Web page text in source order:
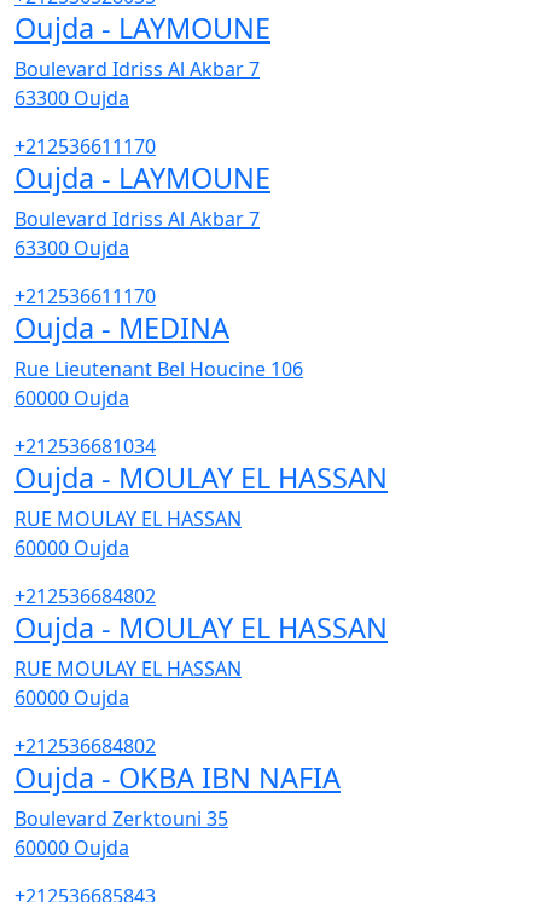
Oujda - LAYMOUNE
Boulevard Idriss Al Akbar 7
63300 Oujda
+212536611170
Oujda - LAYMOUNE
Boulevard Idriss Al Akbar 7
63300 Oujda
+212536611170
Oujda - MEDINA
Rue Lieutenant Bel Houcine 106
60000 Oujda
+212536681034
Oujda - MOULAY EL HASSAN
RUE MOULAY EL HASSAN
60000 Oujda
+212536684802
Oujda - MOULAY EL HASSAN
RUE MOULAY EL HASSAN
60000 Oujda
+212536684802
Oujda - OKBA IBN NAFIA
Boulevard Zerktouni 35
60000 Oujda
+212536685843